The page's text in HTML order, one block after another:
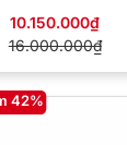
10.150.000₫
16.000.000₫
42%